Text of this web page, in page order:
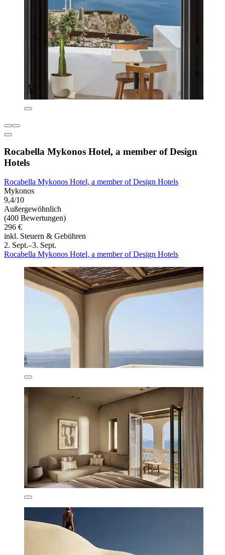
Rocabella Mykonos Hotel, a member of Design
Hotels
Rocabella Mykonos Hotel, a member of Design Hotels
Mykonos
9,4/10
Außergewöhnlich
(400 Bewertungen)
296 €
inkl. Steuern & Gebühren
2. Sept.–3. Sept.
Rocabella Mykonos Hotel, a member of Design Hotels